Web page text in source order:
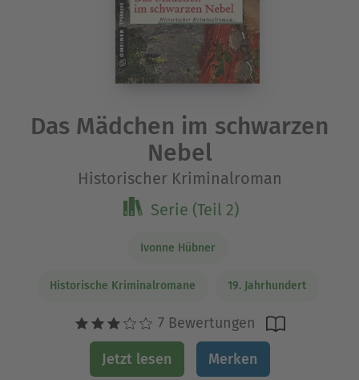
Das Mädchen im schwarzen
Nebel
Historischer Kriminalroman
Serie (Teil 2)
Ivonne Hübner
Historische Kriminalromane 19. Jahrhundert
7 Bewertungen
Jetzt lesen Merken